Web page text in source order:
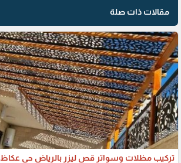
مقالات ذات صلة
تركيب مظلات وسواتر قص ليزر بالرياض حي عكاظ